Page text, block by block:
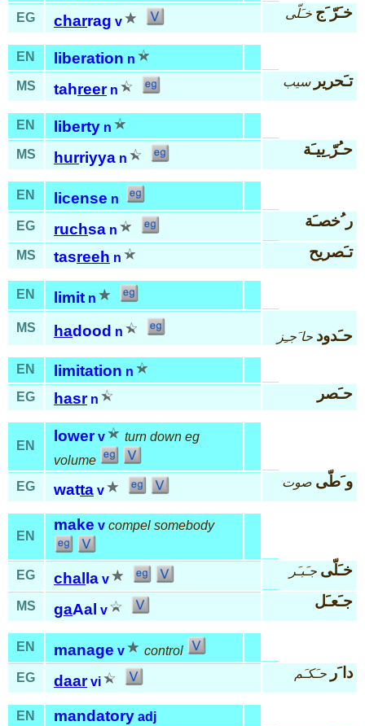
EG
charrag v
خـَرّ َج خـَلّى
EN liberation n
MS
tahreer n
تـَحرير سيب
EN liberty n
MS
hurriyya n
حـُرّ ِييـَة
EN license n
EG
ruchsa n
ر ُخصـَة
MS tasreeh n تـَصريح
EN limit n
MS hadood n حـَدود حا َجـِز
EN limitation n
EG
hasr n حـَصر
EN
lower v
turn down eg
volume
EG
watta v
و َطّى صوت
EN
make v compel somebody
EG chal la v
خـَلّى جـَبـَر
MS gaAal v
جـَعـَل
EN manage v
control
EG
daar vi
دا َر حـَكـَم
EN mandatory adj